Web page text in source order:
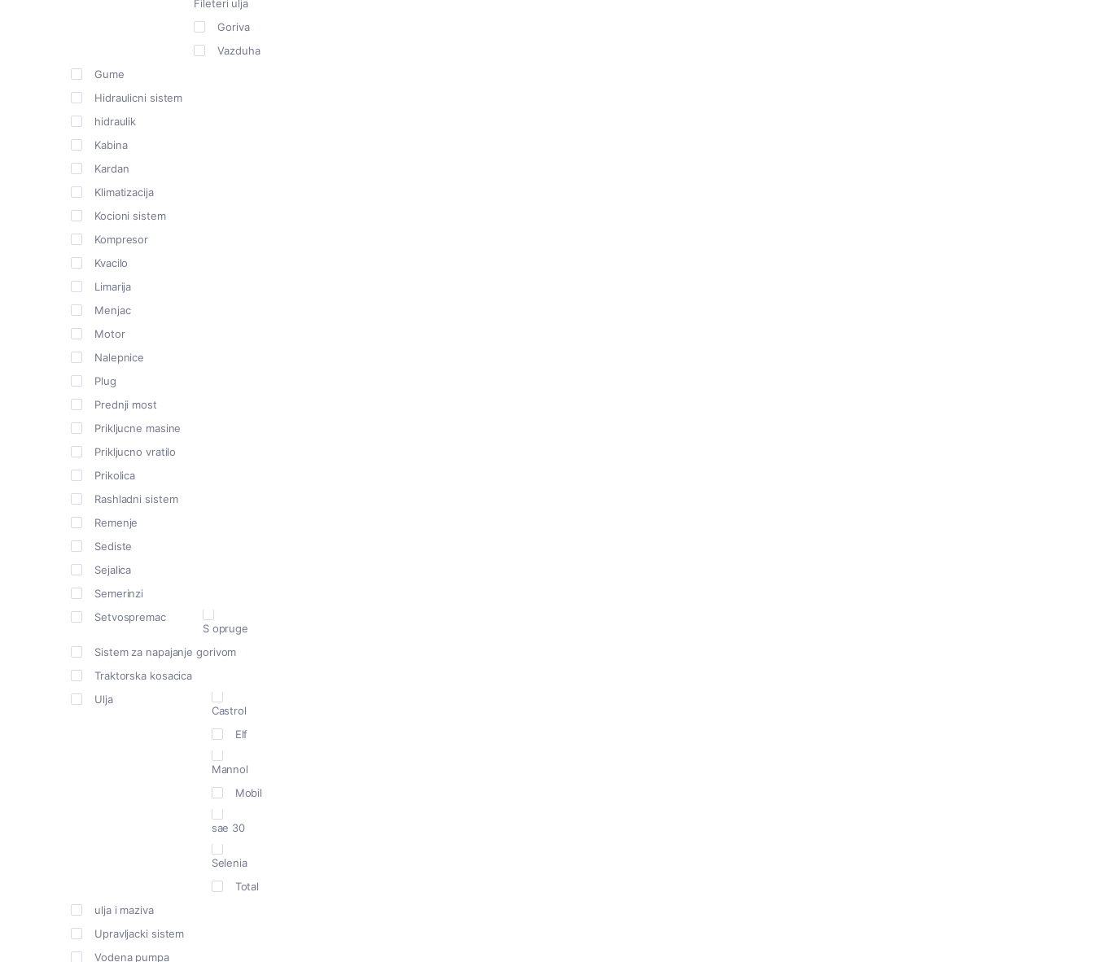
Fileteri ulja
Goriva
Vazduha
Gume
Hidraulicni sistem
hidraulik
Kabina
Kardan
Klimatizacija
Kocioni sistem
Kompresor
Kvacilo
Limarija
Menjac
Motor
Nalepnice
Plug
Prednji most
Prikljucne masine
Prikljucno vratilo
Prikolica
Rashladni sistem
Remenje
Sediste
Sejalica
Semerinzi
Setvospremac
S opruge
Sistem za napajanje gorivom
Traktorska kosacica
Ulja
Castrol
Elf
Mannol
Mobil
sae 30
Selenia
Total
ulja i maziva
Upravljacki sistem
Vodena pumpa